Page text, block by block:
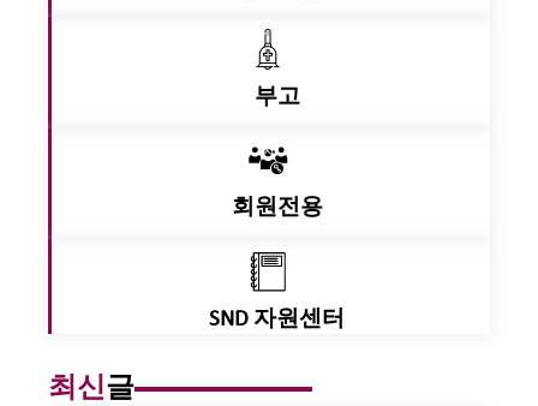
부고
회원전용
SND 자원센터
최신글